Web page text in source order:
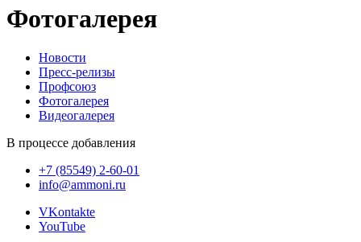
навигации
Фотогалерея
Новости
Новости
Пресс-релизы
Профсоюз
Фотогалерея
Видеогалерея
В процессе добавления
+7 (85549) 2-60-01
info@ammoni.ru
VKontakte
YouTube